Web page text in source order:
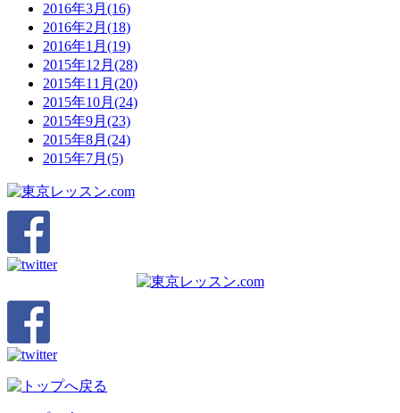
2016年3月(16)
2016年2月(18)
2016年1月(19)
2015年12月(28)
2015年11月(20)
2015年10月(24)
2015年9月(23)
2015年8月(24)
2015年7月(5)